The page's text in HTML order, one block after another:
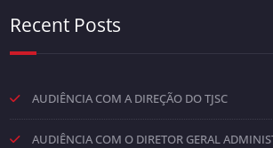
Recent Posts
AUDIÊNCIA COM A DIREÇÃO DO TJSC
AUDIÊNCIA COM O DIRETOR GERAL